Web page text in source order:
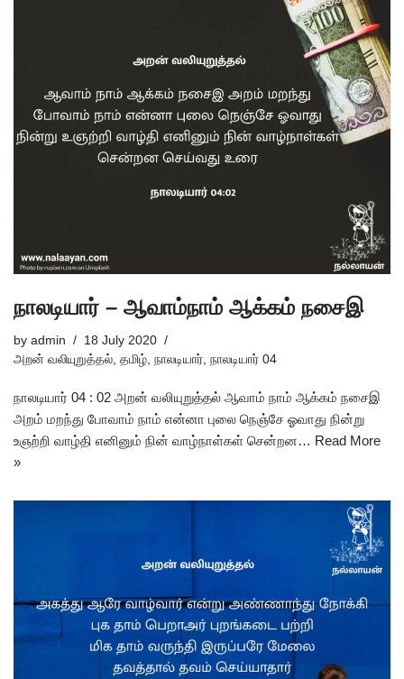
நாலடியார் – ஆவாம்நாம் ஆக்கம் நசைஇ
by admin
18 July 2020
அறன் வலியுறுத்தல் தமிழ் நாலடியார் நாலடியார் 04
நாலடியார் 04 : 02 அறன் வலியுறுத்தல் ஆவாம் நாம் ஆக்கம் நசைஇ
அறம் மறந்து போவாம் நாம் என்னா புலை நெஞ்சே ஓவாது நின்று
உஞற்றி வாழ்தி எனினும் நின் வாழ்நாள்கள் சென்றன… Read More
»